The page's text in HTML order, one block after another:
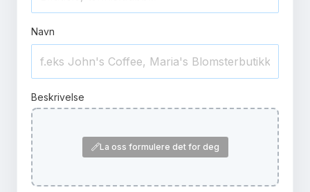
Navn
Beskrivelse
La oss formulere det for deg